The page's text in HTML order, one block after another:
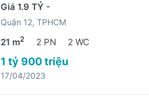
Giá 1.9 TỶ -
Quận 12, TPHCM
21 m2 2 PN 2 WC
1 tỷ 900 triệu
17/04/2023